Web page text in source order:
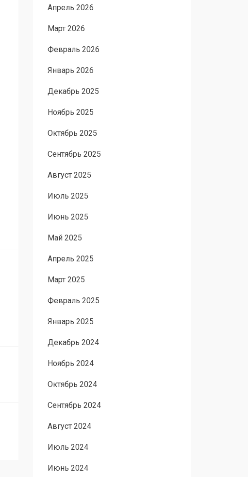
Апрель 2026
Март 2026
Февраль 2026
Январь 2026
Декабрь 2025
Ноябрь 2025
Октябрь 2025
Сентябрь 2025
Август 2025
Июль 2025
Июнь 2025
Май 2025
Апрель 2025
Март 2025
Февраль 2025
Январь 2025
Декабрь 2024
Ноябрь 2024
Октябрь 2024
Сентябрь 2024
Август 2024
Июль 2024
Июнь 2024